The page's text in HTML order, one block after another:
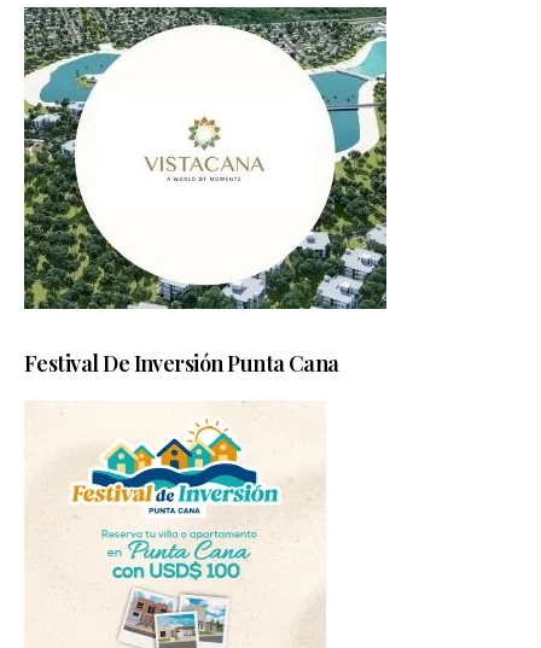
Festival De Inversión Punta Cana